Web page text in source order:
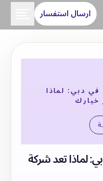
ارسال استفسار
في دبي: لماذا
خيارك
لماذا تعد شركة